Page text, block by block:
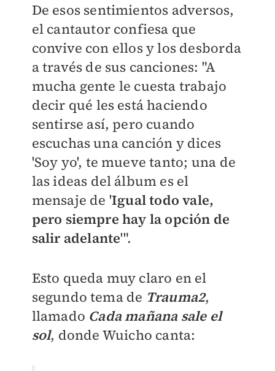
De esos sentimientos adversos,
el cantautor confiesa que
convive con ellos y los desborda
a través de sus canciones: "A
mucha gente le cuesta trabajo
decir qué les está haciendo
sentirse así, pero cuando
escuchas una canción y dices
'Soy yo', te mueve tanto; una de
las ideas del álbum es el
mensaje de 'Igual todo vale,
pero siempre hay la opción de
salir adelante'".
Esto queda muy claro en el
segundo tema de Trauma2,
llamado Cada mañana sale el
sol, donde Wuicho canta: